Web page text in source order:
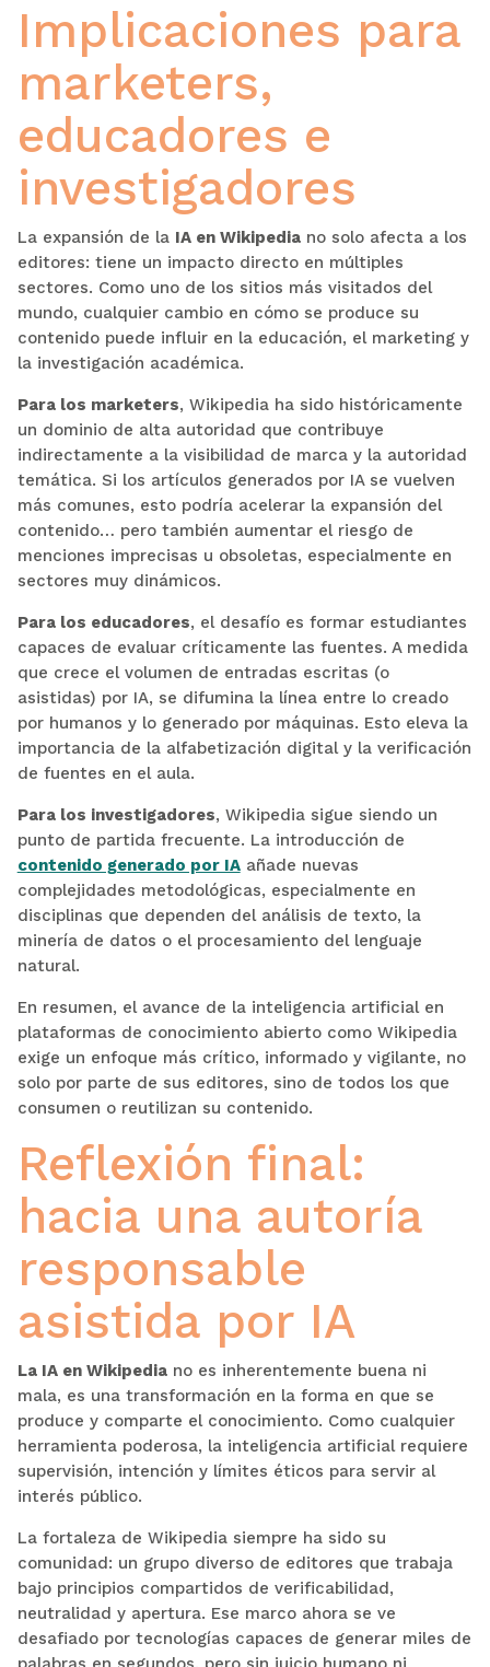
Implicaciones para
marketers,
educadores e
investigadores
La expansión de la IA en Wikipediano solo afecta a los
editores: tiene un impacto directo en múltiples
sectores. Como uno de los sitios más visitados del
mundo, cualquier cambio en cómo se produce su
contenido puede influir en la educación, el marketing y
la investigación académica.
Para los marketers, Wikipedia ha sido históricamente
un dominio de alta autoridad que contribuye
indirectamente a la visibilidad de marca y la autoridad
temática. Si los artículos generados por IA se vuelven
más comunes, esto podría acelerar la expansión del
contenido… pero también aumentar el riesgo de
menciones imprecisas u obsoletas, especialmente en
sectores muy dinámicos.
Para los educadores, el desafío es formar estudiantes
capaces de evaluar críticamente las fuentes. A medida
que crece el volumen de entradas escritas (o
asistidas) por IA, se difumina la línea entre lo creado
por humanos y lo generado por máquinas. Esto eleva la
importancia de la alfabetización digital y la verificación
de fuentes en el aula.
Para los investigadores, Wikipedia sigue siendo un
punto de partida frecuente. La introducción de
contenido generado por IAañade nuevas
complejidades metodológicas, especialmente en
disciplinas que dependen del análisis de texto, la
minería de datos o el procesamiento del lenguaje
natural.
En resumen, el avance de la inteligencia artificial en
plataformas de conocimiento abierto como Wikipedia
exige un enfoque más crítico, informado y vigilante, no
solo por parte de sus editores, sino de todos los que
consumen o reutilizan su contenido.
Reflexión final:
hacia una autoría
responsable
asistida por IA
La IA en Wikipediano es inherentemente buena ni
mala, es una transformación en la forma en que se
produce y comparte el conocimiento. Como cualquier
herramienta poderosa, la inteligencia artificial requiere
supervisión, intención y límites éticos para servir al
interés público.
La fortaleza de Wikipedia siempre ha sido su
comunidad: un grupo diverso de editores que trabaja
bajo principios compartidos de verificabilidad,
neutralidad y apertura. Ese marco ahora se ve
desafiado por tecnologías capaces de generar miles de